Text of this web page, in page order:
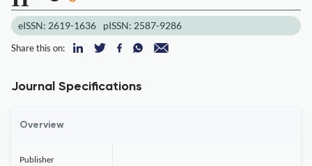
eISSN: 2619-1636 pISSN: 2587-9286
Share this on:
Journal Specifications
Overview
Publisher